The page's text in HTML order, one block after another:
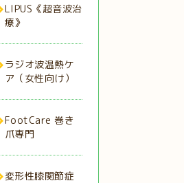
LIPUS《超音波治
療》
ラジオ波温熱ケ
ア（女性向け）
FootCare 巻き
爪専門
変形性膝関節症